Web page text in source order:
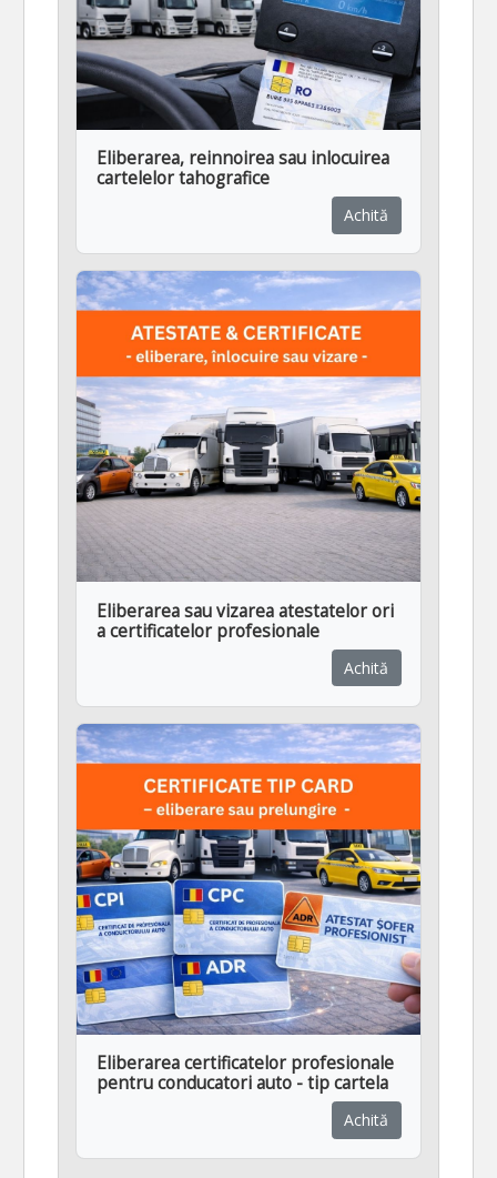
Eliberarea, reinnoirea sau inlocuirea
cartelelor tahografice
Achită
Eliberarea sau vizarea atestatelor ori
a certificatelor profesionale
Achită
Eliberarea certificatelor profesionale
pentru conducatori auto - tip cartela
Achită